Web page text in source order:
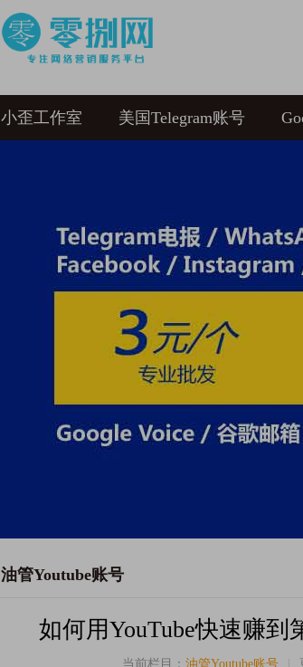
小歪工作室 美国Telegram账号
油管Youtube账号
如何用YouTube快速赚到
当前栏目： 油管Youtube账号